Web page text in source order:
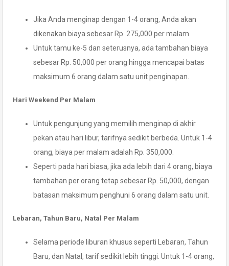
Jika Anda menginap dengan 1-4 orang, Anda akan
dikenakan biaya sebesar Rp. 275,000 per malam.
Untuk tamu ke-5 dan seterusnya, ada tambahan biaya
sebesar Rp. 50,000 per orang hingga mencapai batas
maksimum 6 orang dalam satu unit penginapan.
Hari Weekend Per Malam
Untuk pengunjung yang memilih menginap di akhir
pekan atau hari libur, tarifnya sedikit berbeda. Untuk 1-4
orang, biaya per malam adalah Rp. 350,000.
Seperti pada hari biasa, jika ada lebih dari 4 orang, biaya
tambahan per orang tetap sebesar Rp. 50,000, dengan
batasan maksimum penghuni 6 orang dalam satu unit.
Lebaran, Tahun Baru, Natal Per Malam
Selama periode liburan khusus seperti Lebaran, Tahun
Baru, dan Natal, tarif sedikit lebih tinggi. Untuk 1-4 orang,